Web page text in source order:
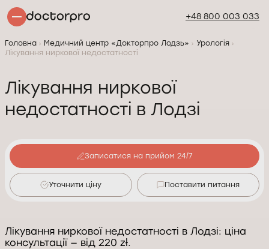
+48 800 003 033
Головна Медичний центр «Докторпро Лодзь»
Урологія
Лікування ниркової недостатності
Лікування ниркової
недостатності в Лодзі
Записатися на прийом 24/7
Уточнити ціну Поставити питання
Лікування ниркової недостатності в Лодзі: ціна
консультації — від 220 zł.